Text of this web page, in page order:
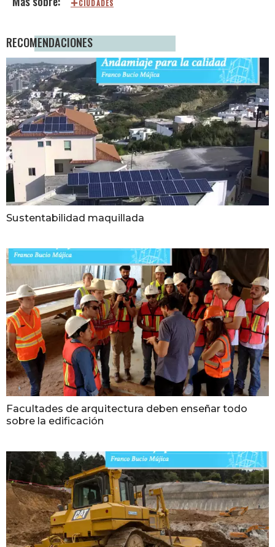
CIUDADES
RECOMENDACIONES
Sustentabilidad maquillada
Facultades de arquitectura deben enseñar todo
sobre la edificación